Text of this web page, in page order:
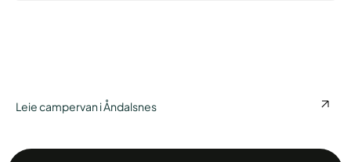
Leie campervan i Åndalsnes